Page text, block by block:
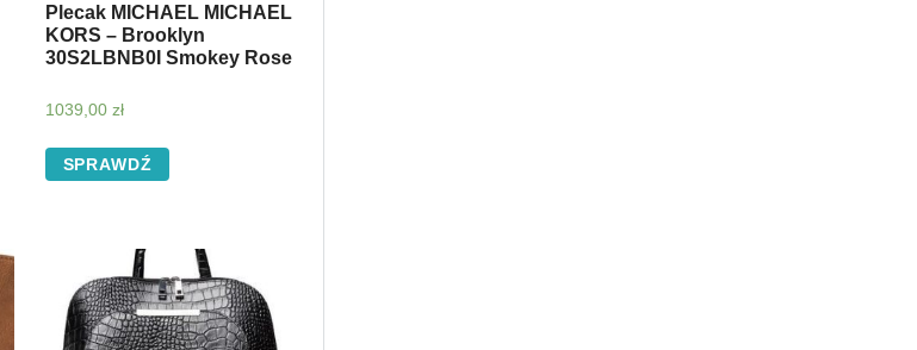
Plecak MICHAEL MICHAEL
KORS – Brooklyn
30S2LBNB0I Smokey Rose
1039,00zł
SPRAWDŹ